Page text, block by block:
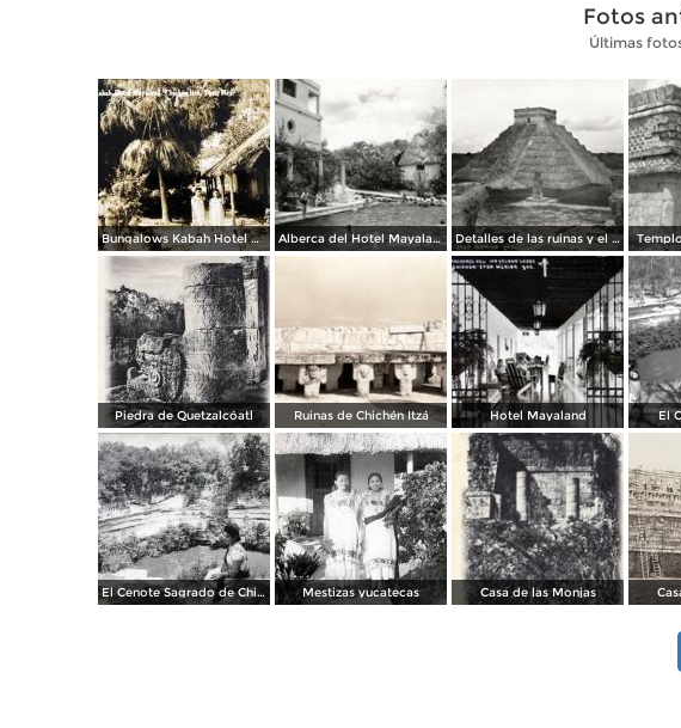
Fotos
Últimas
Bungalows Kabah Hotel Mayaland. Alberca del Hotel Mayaland Detalles de las ruinas y el castillo
Piedra de Quetzalcóatl Ruinas de Chichén Itzá Hotel Mayaland El
El Cenote Sagrado de Chichen Itza Yucatan Mestizas yucatecas Casa de las Monjas